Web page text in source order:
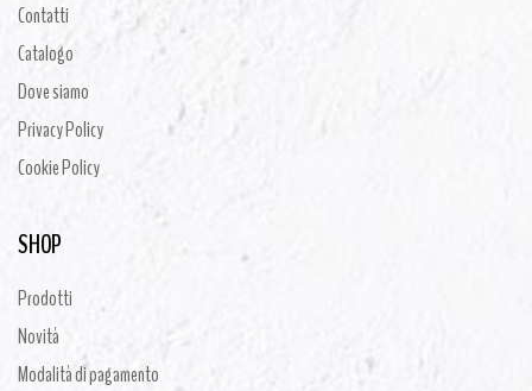
Contatti
Catalogo
Dove siamo
Privacy Policy
Cookie Policy
SHOP
Prodotti
Novità
Modalità di pagamento